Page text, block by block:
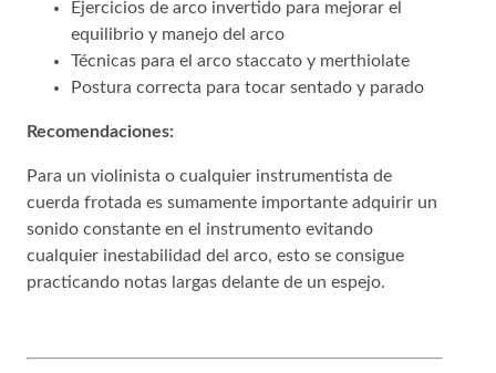
Ejercicios de arco invertido para mejorar el
equilibrio y manejo del arco
Técnicas para el arco staccato y merthiolate
Postura correcta para tocar sentado y parado
Recomendaciones:
Para un violinista o cualquier instrumentista de
cuerda frotada es sumamente importante adquirir un
sonido constante en el instrumento evitando
cualquier inestabilidad del arco, esto se consigue
practicando notas largas delante de un espejo.